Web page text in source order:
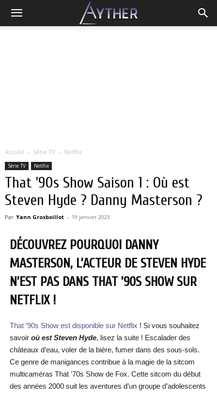
Accueil Série TV Netflix
Série TV Netflix
That ’90s Show Saison 1 : Où est
Steven Hyde ? Danny Masterson ?
Par Yann Grosboillot - 19 janvier 2023
DÉCOUVREZ POURQUOI DANNY
MASTERSON, L’ACTEUR DE STEVEN HYDE
N’EST PAS DANS THAT ’90S SHOW SUR
NETFLIX !
That ’90s Show est disponible sur Netflix ! Si vous souhaitez
savoir où est Steven Hyde, lisez la suite ! Escalader des
châteaux d’eau, voler de la bière, fumer dans des sous-sols.
Ce genre de manigances contribue à la magie de la sitcom
multicaméras That ’70s Show de Fox. Cette sitcom du début
des années 2000 suit les aventures d’un groupe d’adolescents